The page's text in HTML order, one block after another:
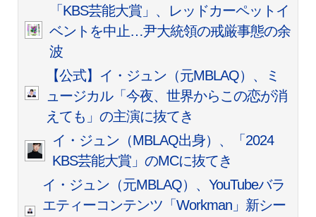
「KBS芸能大賞」、レッドカーペットイ
ベントを中止…尹大統領の戒厳事態の余
波
【公式】イ・ジュン（元MBLAQ）、ミ
ュージカル「今夜、世界からこの恋が消
えても」の主演に抜てき
イ・ジュン（MBLAQ出身）、「2024
KBS芸能大賞」のMCに抜てき
イ・ジュン（元MBLAQ）、YouTubeバラ
エティーコンテンツ「Workman」新シー